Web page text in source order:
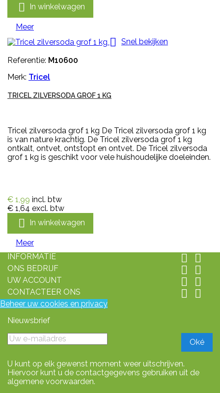
 In winkelwagen
Meer
 Snel bekijken
Referentie: M10600
Merk: Tricel
TRICEL ZILVERSODA GROF 1 KG
Tricel zilversoda grof 1 kg De Tricel zilversoda grof 1 kg
is van nature krachtig. De Tricel zilversoda grof 1 kg
ontkalt, ontvet, ontstopt en ontvet. De Tricel zilversoda
grof 1 kg is geschikt voor vele huishoudelijke doeleinden.
€ 1,99 incl. btw
€ 1,64 excl. btw
 In winkelwagen
Meer
INFORMATIE
 
ONS BEDRIJF  
UW ACCOUNT  
CONTACTEER ONS  
Beheer uw cookies en privacy
Nieuwsbrief
U kunt op elk gewenst moment weer uitschrijven.
Hiervoor kunt u de contactgegevens gebruiken uit de
algemene voorwaarden.